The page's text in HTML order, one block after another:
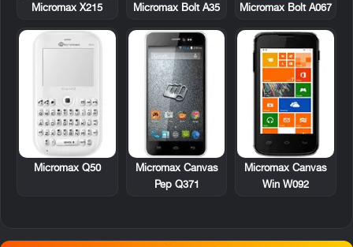
Micromax Bolt A067
Micromax Bolt A35
Micromax X215
Micromax Canvas
Win W092
Micromax Canvas
Pep Q371
Micromax Q50